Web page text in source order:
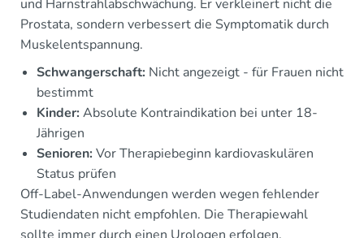
und Harnstrahlabschwächung. Er verkleinert nicht die
Prostata, sondern verbessert die Symptomatik durch
Muskelentspannung.
Schwangerschaft: Nicht angezeigt - für Frauen nicht
bestimmt
Kinder:Absolute Kontraindikation bei unter 18-
Jährigen
Senioren:Vor Therapiebeginn kardiovaskulären
Status prüfen
Off-Label-Anwendungen werden wegen fehlender
Studiendaten nicht empfohlen. Die Therapiewahl